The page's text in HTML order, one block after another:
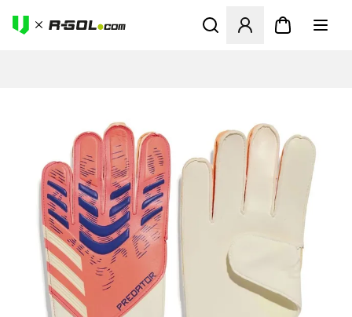
Ανοίγει ένα Modal για να